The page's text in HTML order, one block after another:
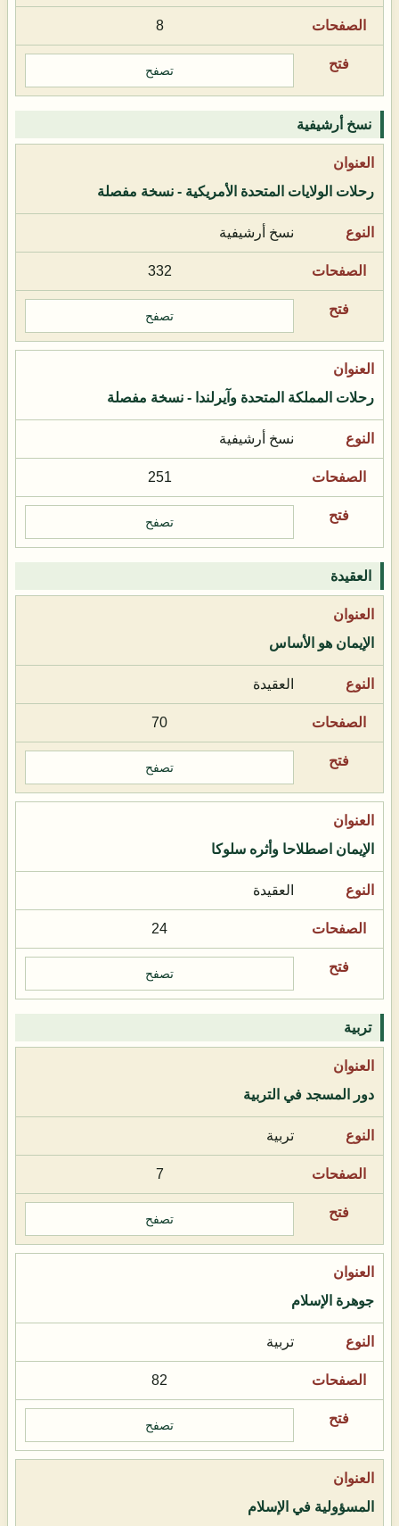
8
تصفح
نسخ أرشيفية
رحلات الولايات المتحدة الأمريكية - نسخة مفصلة
نسخ أرشيفية
332
تصفح
رحلات المملكة المتحدة وآيرلندا - نسخة مفصلة
نسخ أرشيفية
251
تصفح
العقيدة
الإيمان هو الأساس
العقيدة
70
تصفح
الإيمان اصطلاحا وأثره سلوكا
العقيدة
24
تصفح
تربية
دور المسجد في التربية
تربية
7
تصفح
جوهرة الإسلام
تربية
82
تصفح
المسؤولية في الإسلام